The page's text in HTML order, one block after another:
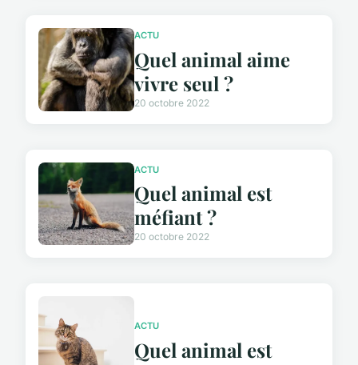
ACTU
Quel animal aime
vivre seul ?
20 octobre 2022
ACTU
Quel animal est
méfiant ?
20 octobre 2022
ACTU
Quel animal est